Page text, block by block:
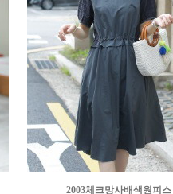
2003체크망사배색원피스